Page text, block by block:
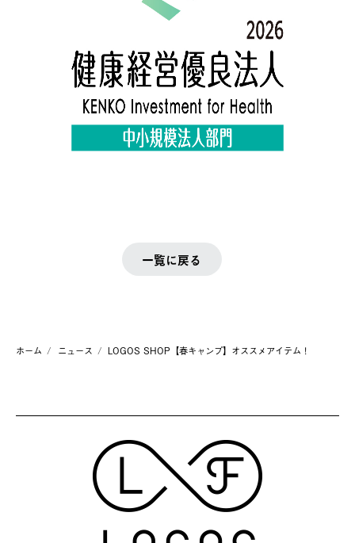
一覧に戻る
ホーム ニュース LOGOS SHOP【春キャンプ】オススメアイテム！